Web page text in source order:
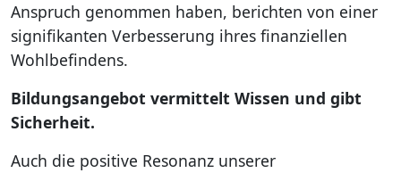
Anspruch genommen haben, berichten von einer
signifikanten Verbesserung ihres finanziellen
Wohlbefindens.
Bildungsangebot vermittelt Wissen und gibt
Sicherheit.
Auch die positive Resonanz unserer